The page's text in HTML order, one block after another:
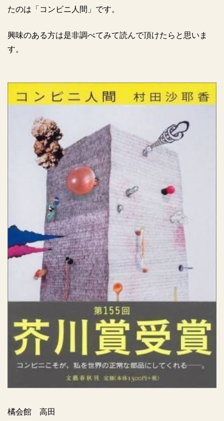
たのは「コンビニ人間」です。
興味のある方は是非調べてみて読んで頂けたらと思いま
す。
橘会館 高田